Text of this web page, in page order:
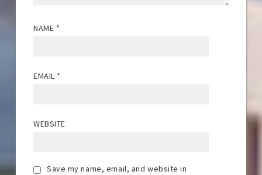
NAME *
EMAIL *
WEBSITE
Save my name, email, and website in